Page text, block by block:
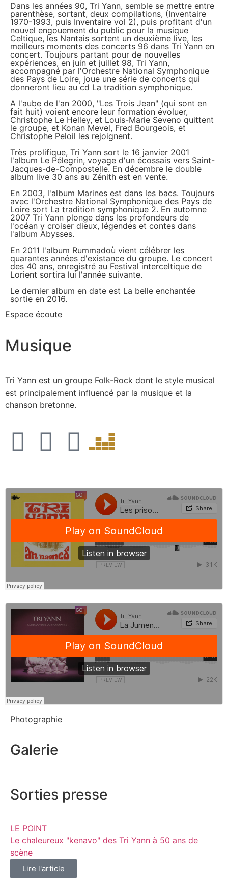
Dans les années 90, Tri Yann, semble se mettre entre
parenthèse, sortant, deux compilations, (Inventaire
1970-1993, puis Inventaire vol 2), puis profitant d'un
nouvel engouement du public pour la musique
Celtique, les Nantais sortent un deuxième live, les
meilleurs moments des concerts 96 dans Tri Yann en
concert. Toujours partant pour de nouvelles
expériences, en juin et juillet 98, Tri Yann,
accompagné par l'Orchestre National Symphonique
des Pays de Loire, joue une série de concerts qui
donneront lieu au cd La tradition symphonique.
A l'aube de l'an 2000, "Les Trois Jean" (qui sont en
fait huit) voient encore leur formation évoluer,
Christophe Le Helley, et Louis-Marie Seveno quittent
le groupe, et Konan Mevel, Fred Bourgeois, et
Christophe Peloil les rejoignent.
Très prolifique, Tri Yann sort le 16 janvier 2001
l'album Le Pélegrin, voyage d'un écossais vers Saint-
Jacques-de-Compostelle. En décembre le double
album live 30 ans au Zénith est en vente.
En 2003, l'album Marines est dans les bacs. Toujours
avec l'Orchestre National Symphonique des Pays de
Loire sort La tradition symphonique 2. En automne
2007 Tri Yann plonge dans les profondeurs de
l'océan y croiser dieux, légendes et contes dans
l'album Abysses.
En 2011 l'album Rummadoù vient célébrer les
quarantes années d'existance du groupe. Le concert
des 40 ans, enregistré au Festival interceltique de
Lorient sortira lui l'année suivante.
Le dernier album en date est La belle enchantée
sortie en 2016.
Espace écoute
Musique
Tri Yann est un groupe Folk-Rock dont le style musical
est principalement influencé par la musique et la
chanson bretonne.
Photographie
Galerie
Sorties presse
LE POINT
Le chaleureux "kenavo" des Tri Yann à 50 ans de
scène
Lire l'article